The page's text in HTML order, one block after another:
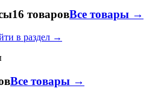
16 товаровВсе товары →
в раздел →
Все товары →